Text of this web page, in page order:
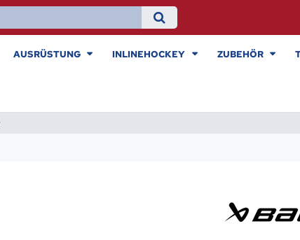
AUSRÜSTUNG INLINEHOCKEY ZUBEHÖR